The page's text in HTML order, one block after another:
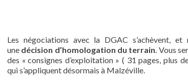
Les négociations avec la DGAC s’achèvent,
une décision d’homologation du terrain. Vous
des « consignes d’exploitation » ( 31 pages, plus
qui s’appliquent désormais à Malzéville.